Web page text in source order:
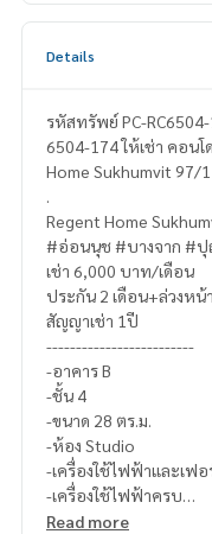
Details
รหัสทรัพย์ PC-
6504-174 ให้เช่า คอน
Home Sukhumvit 97/
.
Regent Home
#อ่อนนุช #บางจาก #
เช่า 6,000 บาท/เดือน
ประกัน 2 เดือน+ล่วงหน้
สัญญาเช่า 1ปี
-------------------------
-อาคาร B
-ชั้น 4
-ขนาด 28 ตร.ม.
-ห้อง Studio
-เครื่องใช้ไฟฟ้าและเฟอ
-เครื่องใช้ไฟฟ้าครบ
--------------------------
Read more